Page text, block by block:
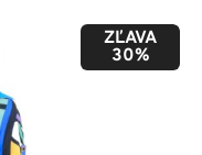
ZĽAVA
50%